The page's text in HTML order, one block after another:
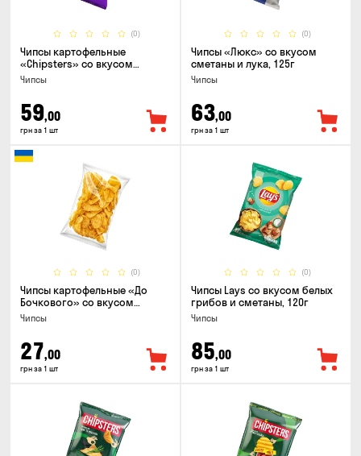
(0)
Чипсы картофельные
«Chipsters» со вкусом
острый удон, 100г
Чипсы
59,00
грн за 1 шт
(0)
Чипсы «Люкс» со вкусом
сметаны и лука, 125г
Чипсы
63,00
грн за 1 шт
(0)
Чипсы картофельные «До
Бочкового» со вкусом
сметаны с зеленью, 100г
Чипсы
27,00
грн за 1 шт
(0)
Чипсы Lays со вкусом белых
грибов и сметаны, 120г
Чипсы
85,00
грн за 1 шт